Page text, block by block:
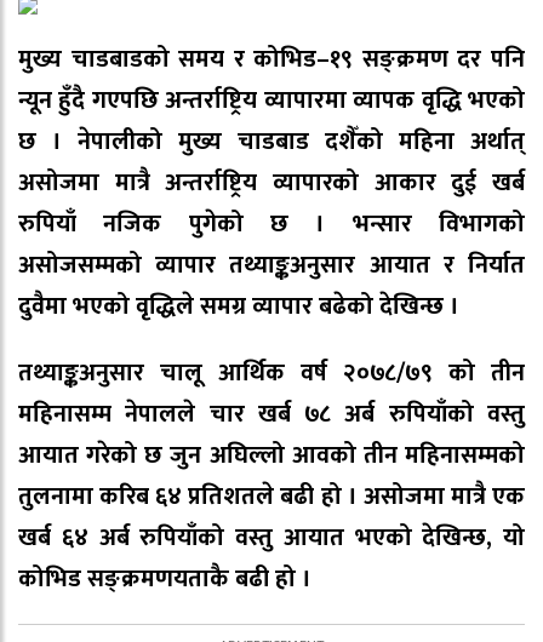
मुख्य चाडबाडको समय र कोभिड–१९ सङ्क्रमण दर पनि
न्यून हुँदै गएपछि अन्तर्राष्ट्रिय व्यापारमा व्यापक वृद्धि भएको
छ । नेपालीको मुख्य चाडबाड दशैँको महिना अर्थात्
असोजमा मात्रै अन्तर्राष्ट्रिय व्यापारको आकार दुई खर्ब
रुपियाँ नजिक पुगेको छ । भन्सार विभागको
असोजसम्मको व्यापार तथ्याङ्कअनुसार आयात र निर्यात
दुवैमा भएको वृद्धिले समग्र व्यापार बढेको देखिन्छ ।
तथ्याङ्कअनुसार चालू आर्थिक वर्ष २०७८/७९ को तीन
महिनासम्म नेपालले चार खर्ब ७८ अर्ब रुपियाँको वस्तु
आयात गरेको छ जुन अघिल्लो आवको तीन महिनासम्मको
तुलनामा करिब ६४ प्रतिशतले बढी हो । असोजमा मात्रै एक
खर्ब ६४ अर्ब रुपियाँको वस्तु आयात भएको देखिन्छ, यो
कोभिड सङ्क्रमणयताकै बढी हो ।